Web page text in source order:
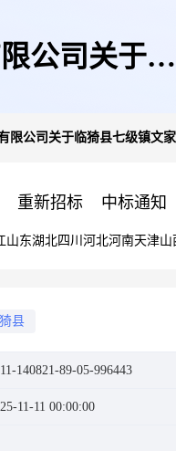
公司关于临
限公司关于临猗县七级镇文
重新招标 中标通知
山东湖北四川 河北河南天津山
猗县
140821-89-05-996443
11-11 00:00:00